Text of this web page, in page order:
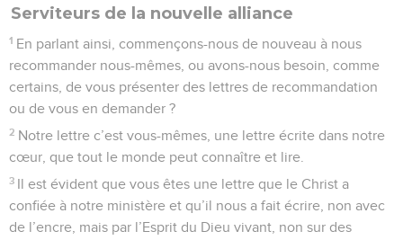
Serviteurs de la nouvelle alliance
1 En parlant ainsi, commençons-nous de nouveau à nous
recommander nous-mêmes, ou avons-nous besoin, comme
certains, de vous présenter des lettres de recommandation
ou de vous en demander ?
2 Notre lettre c’est vous-mêmes, une lettre écrite dans notre
cœur, que tout le monde peut connaître et lire.
3 Il est évident que vous êtes une lettre que le Christ a
confiée à notre ministère et qu’il nous a fait écrire, non avec
de l’encre, mais par l’Esprit du Dieu vivant, non sur des